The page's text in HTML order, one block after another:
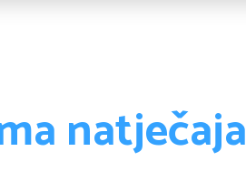
natječaja